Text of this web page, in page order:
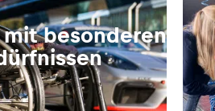
mit besonderen